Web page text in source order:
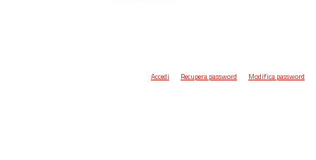
Accedi Recupera password Modifica password